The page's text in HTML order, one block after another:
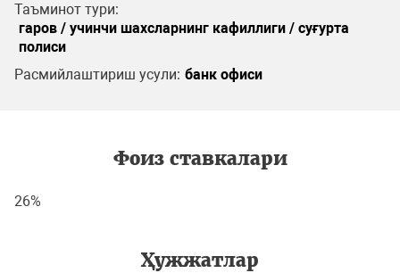
Таъминот тури:
гаров / учинчи шахсларнинг кафиллиги / суғурта
полиси
Расмийлаштириш усули: банк офиси
Фоиз ставкалари
26%
Ҳужжатлар